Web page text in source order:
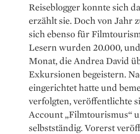
Reiseblogger konnte sich
erzählt sie. Doch von Jahr
sich ebenso für
Lesern wurden 20.000,
Monat, die Andrea David
Exkur­sionen begeistern.
eingerichtet hatte und
verfolgten, veröffentlichte
Account „Filmtourismus“
selbstständig. Vorerst